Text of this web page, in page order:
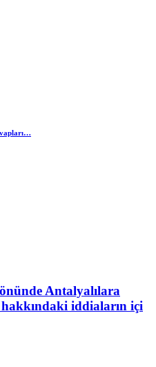
Antalyalılara
iddiaların içi